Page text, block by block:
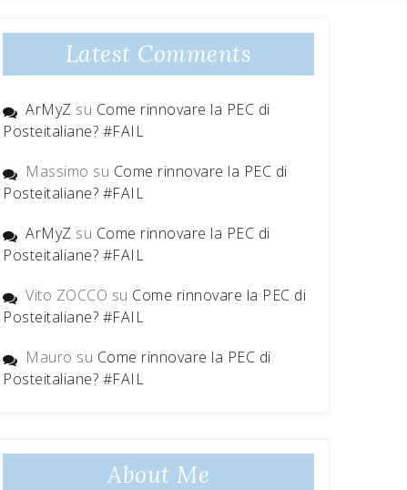
Latest Comments
ArMyZ su Come rinnovare la PEC di
Posteitaliane? #FAIL
Massimo su Come rinnovare la PEC di
Posteitaliane? #FAIL
ArMyZ su Come rinnovare la PEC di
Posteitaliane? #FAIL
Vito ZOCCO su Come rinnovare la PEC di
Posteitaliane? #FAIL
Mauro su Come rinnovare la PEC di
Posteitaliane? #FAIL
About Me